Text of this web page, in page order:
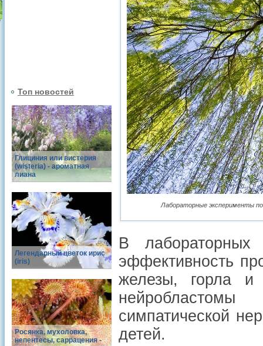
Топ новостей
Глициния или вистерия
(wisteria) - ароматная
лиана
Легендарный цветок ирис
(iris)
Росянка, мухоловка,
непентесы, саррацения -
Лабораторные эксперименты
В лабораторных
эффективность
железы, горла и
симпатической
детей.